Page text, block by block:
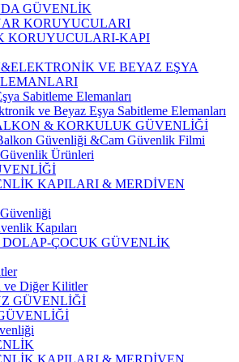
GÜVENLİK
KORUYUCULARI
KORUYUCULARI-KAPI
VE BEYAZ EŞYA
Sabitleme Elemanları
ve Beyaz Eşya Sabitleme Elemanları
& KORKULUK GÜVENLİĞİ
Güvenliği &Cam Güvenlik Filmi
Ürünleri
KAPILARI & MERDİVEN
Kapıları
ÇOCUK GÜVENLİK
ve Diğer Kilitler
GÜVENLİĞİ
KAPILARI & MERDİVEN